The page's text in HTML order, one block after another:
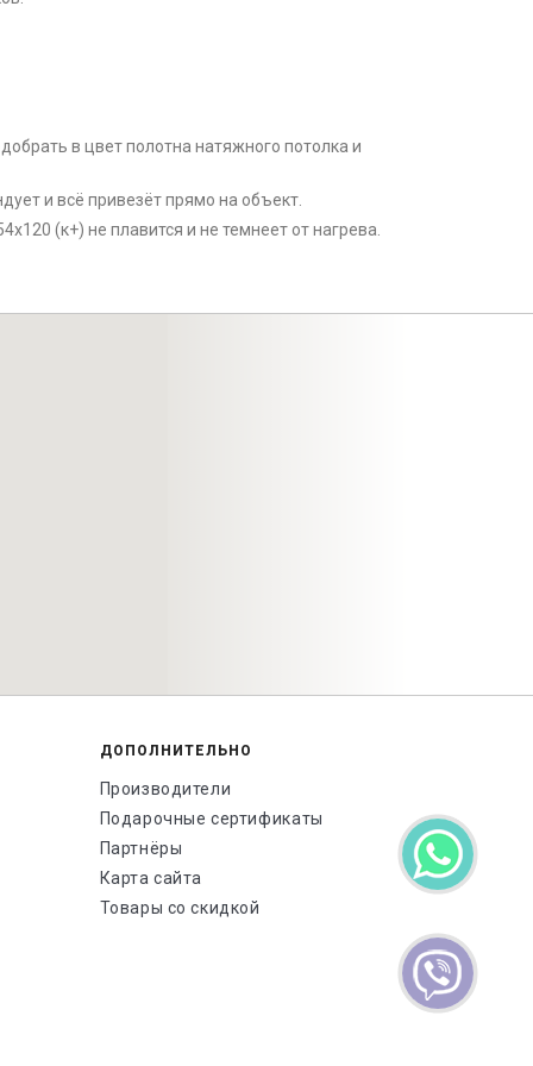
в цвет полотна натяжного потолка и
и всё привезёт прямо на объект.
(к+) не плавится и не темнеет от нагрева.
ДОПОЛНИТЕЛЬНО
Производители
Подарочные сертификаты
Партнёры
Карта сайта
Товары со скидкой